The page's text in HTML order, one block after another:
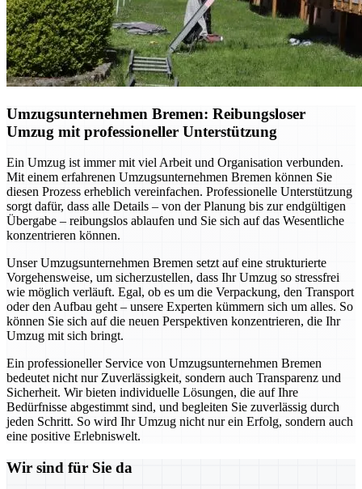
Umzugsunternehmen Bremen: Reibungsloser
Umzug mit professioneller Unterstützung
Ein Umzug ist immer mit viel Arbeit und Organisation verbunden.
Mit einem erfahrenen Umzugsunternehmen Bremen können Sie
diesen Prozess erheblich vereinfachen. Professionelle Unterstützung
sorgt dafür, dass alle Details – von der Planung bis zur endgültigen
Übergabe – reibungslos ablaufen und Sie sich auf das Wesentliche
konzentrieren können.
Unser Umzugsunternehmen Bremen setzt auf eine strukturierte
Vorgehensweise, um sicherzustellen, dass Ihr Umzug so stressfrei
wie möglich verläuft. Egal, ob es um die Verpackung, den Transport
oder den Aufbau geht – unsere Experten kümmern sich um alles. So
können Sie sich auf die neuen Perspektiven konzentrieren, die Ihr
Umzug mit sich bringt.
Ein professioneller Service von Umzugsunternehmen Bremen
bedeutet nicht nur Zuverlässigkeit, sondern auch Transparenz und
Sicherheit. Wir bieten individuelle Lösungen, die auf Ihre
Bedürfnisse abgestimmt sind, und begleiten Sie zuverlässig durch
jeden Schritt. So wird Ihr Umzug nicht nur ein Erfolg, sondern auch
eine positive Erlebniswelt.
Wir sind für Sie da